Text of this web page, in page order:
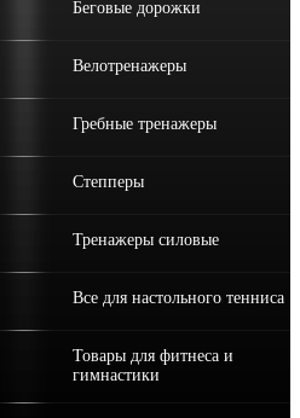
Беговые дорожки
Велотренажеры
Гребные тренажеры
Степперы
Тренажеры силовые
Все для настольного тенниса
Товары для фитнеса и
гимнастики